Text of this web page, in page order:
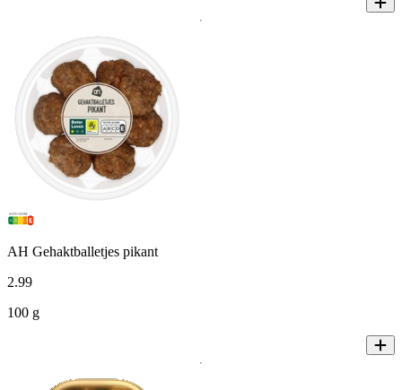
AH Gehaktballetjes pikant
2.99
100 g